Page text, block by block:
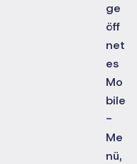
ge
öff
net
es
Mo
bile
-
Me
nü,